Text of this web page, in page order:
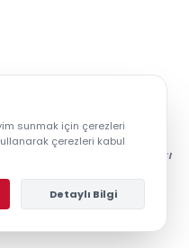
GÜNCEL HABER POSTASI
sunmak için çerezleri
çerezleri kabul
Detaylı Bilgi